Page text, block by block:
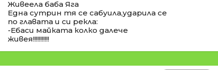
Живеела баба Яга
Една сутрин тя се сабуила,ударила се
по главата и си рекла:
-Ебаси майката колко далече
живея!!!!!!!!!!!